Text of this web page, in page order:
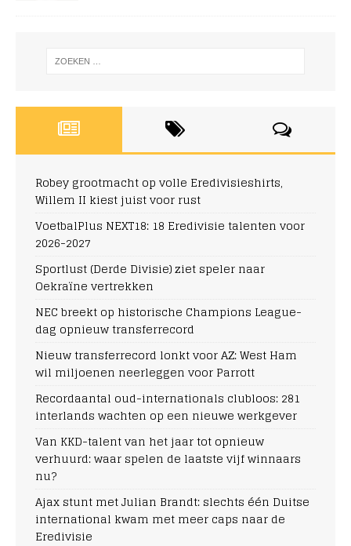
Robey grootmacht op volle Eredivisieshirts,
Willem II kiest juist voor rust
VoetbalPlus NEXT18: 18 Eredivisie talenten voor
2026-2027
Sportlust (Derde Divisie) ziet speler naar
Oekraïne vertrekken
NEC breekt op historische Champions League-
dag opnieuw transferrecord
Nieuw transferrecord lonkt voor AZ: West Ham
wil miljoenen neerleggen voor Parrott
Recordaantal oud-internationals clubloos: 281
interlands wachten op een nieuwe werkgever
Van KKD-talent van het jaar tot opnieuw
verhuurd: waar spelen de laatste vijf winnaars
nu?
Ajax stunt met Julian Brandt: slechts één Duitse
international kwam met meer caps naar de
Eredivisie